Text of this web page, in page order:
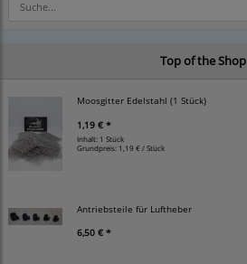
Top of the Shop
Moosgitter Edelstahl (1 Stück)
1,19 € *
Inhalt: 1 Stück
Grundpreis: 1,19 € / Stück
Antriebsteile für Luftheber
6,50 € *